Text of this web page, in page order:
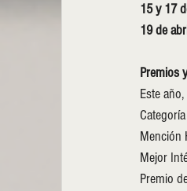
15 y 17
19 de
Premios
Este
Mención
Mejor
Premio